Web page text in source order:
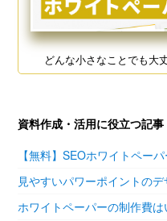
どんな小さなことでも大
資料作成・活用に役立つ記事
【無料】SEOホワイトペー
見やすいパワーポイントのデ
ホワイトペーパーの制作費